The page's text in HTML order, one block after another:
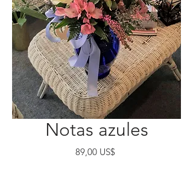
Notas azules
89,00 US$Precio